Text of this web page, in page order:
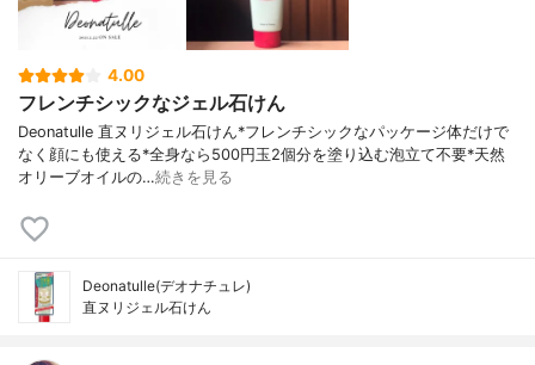
4.00
フレンチシックなジェル石けん
Deonatulle 直ヌリジェル石けん*フレンチシックなパッケージ体だけで
なく顔にも使える*全身なら500円玉2個分を塗り込む泡立て不要*天然
オリーブオイルの…続きを見る
Deonatulle(デオナチュレ)
直ヌリジェル石けん